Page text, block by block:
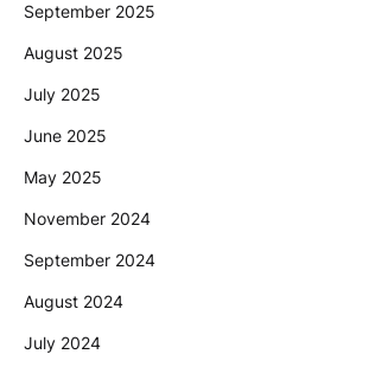
September 2025
August 2025
July 2025
June 2025
May 2025
November 2024
September 2024
August 2024
July 2024